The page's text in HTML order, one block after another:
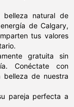
natural de
de Calgary,
tus valores
gratuita sin
Conéctate con
belleza de nuestra
pareja perfecta a